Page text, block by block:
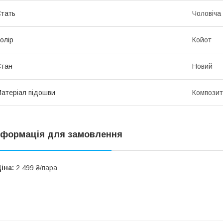
Чоловіча
Койот
Новий
підошви
для замовлення
2 499 ₴/пара